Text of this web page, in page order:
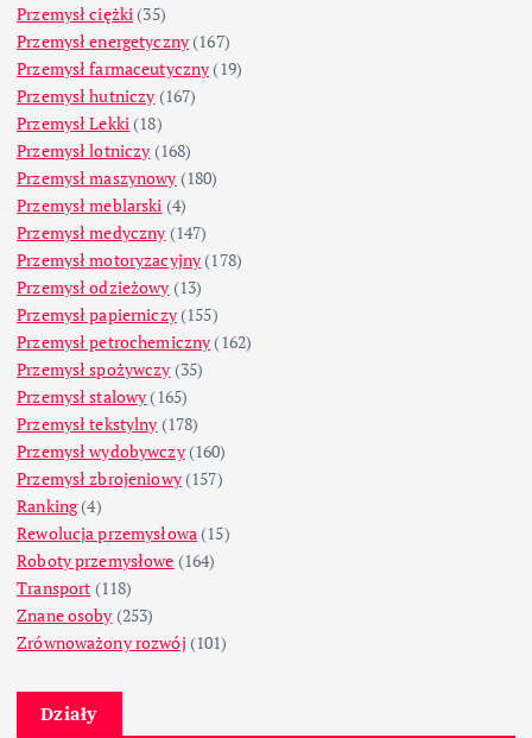
Przemysł ciężki (35)
Przemysł energetyczny (167)
Przemysł farmaceutyczny (19)
Przemysł hutniczy (167)
Przemysł Lekki (18)
Przemysł lotniczy (168)
Przemysł maszynowy (180)
Przemysł meblarski (4)
Przemysł medyczny (147)
Przemysł motoryzacyjny (178)
Przemysł odzieżowy (13)
Przemysł papierniczy(155)
Przemysł petrochemiczny (162)
Przemysł spożywczy (35)
Przemysł stalowy (165)
Przemysł tekstylny (178)
Przemysł wydobywczy(160)
Przemysł zbrojeniowy(157)
Ranking(4)
Rewolucja przemysłowa (15)
Roboty przemysłowe (164)
Transport (118)
Znane osoby (253)
Zrównoważony rozwój (101)
Działy